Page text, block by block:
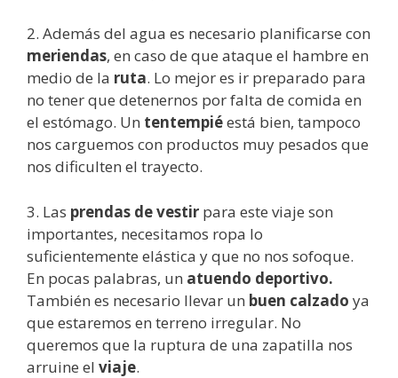
2. Además del agua es necesario planificarse con
meriendas, en caso de que ataque el hambre en
medio de la ruta. Lo mejor es ir preparado para
no tener que detenernos por falta de comida en
el estómago. Un tentempiéestá bien, tampoco
nos carguemos con productos muy pesados que
nos dificulten el trayecto.
3. Las prendas de vestir para este viaje son
importantes, necesitamos ropa lo
suficientemente elástica y que no nos sofoque.
En pocas palabras, un atuendo deportivo.
También es necesario llevar un buen calzado ya
que estaremos en terreno irregular. No
queremos que la ruptura de una zapatilla nos
arruine el viaje.